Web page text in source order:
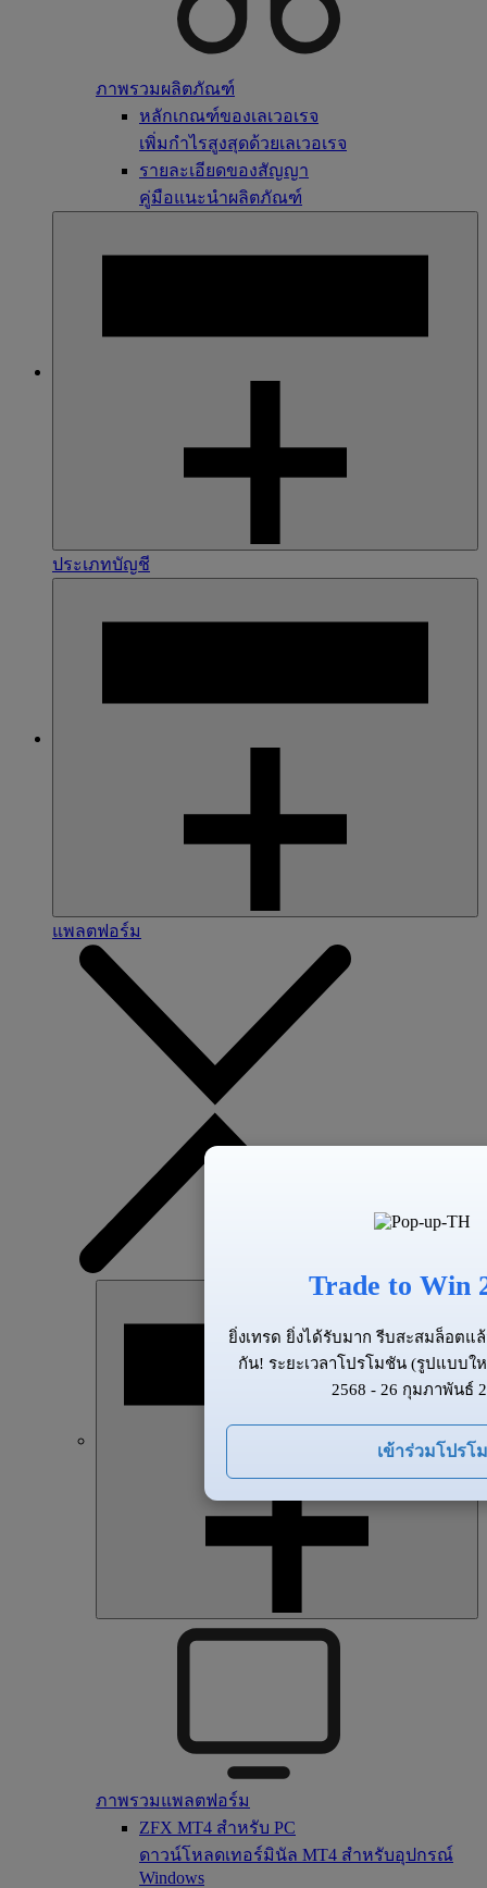
ภาพรวมผลิตภัณฑ์
หลักเกณฑ์ของเลเวอเรจ
เพิ่มกำไรสูงสุดด้วยเลเวอเรจ
รายละเอียดของสัญญา
คู่มือแนะนำผลิตภัณฑ์
ประเภทบัญชี
แพลตฟอร์ม
ภาพรวมแพลตฟอร์ม
ZFX MT4 สำหรับ PC
ดาวน์โหลดเทอร์มินัล MT4 สำหรับอุปกรณ์
Windows
Trade to Win
ยิ่งเทรด ยิ่งได้รับมาก รีบสะสมล็อตแ
กัน! ระยะเวลาโปรโมชัน (รูปแบบใ
2568 - 26 กุมภาพันธ์
เข้าร่วมโปรโ